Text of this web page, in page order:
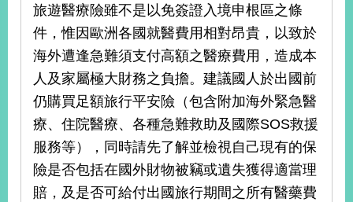
旅遊醫療險雖不是以免簽證入境申根區之條
件，惟因歐洲各國就醫費用相對昂貴，以致於
海外遭逢急難須支付高額之醫療費用，造成本
人及家屬極大財務之負擔。建議國人於出國前
仍購買足額旅行平安險（包含附加海外緊急醫
療、住院醫療、各種急難救助及國際SOS救援
服務等），同時請先了解並檢視自己現有的保
險是否包括在國外財物被竊或遺失獲得適當理
賠，及是否可給付出國旅行期間之所有醫藥費